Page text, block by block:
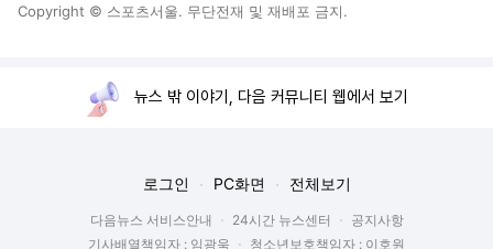
Copyright © 스포츠서울. 무단전재 및 재배포 금지.
뉴스 밖 이야기, 다음 커뮤니티 웹에서 보기
로그인 PC화면 전체보기
다음뉴스 서비스안내 24시간 뉴스센터
공지사항
기사배열책임자 : 임광욱
청소년보호책임자 : 이호원